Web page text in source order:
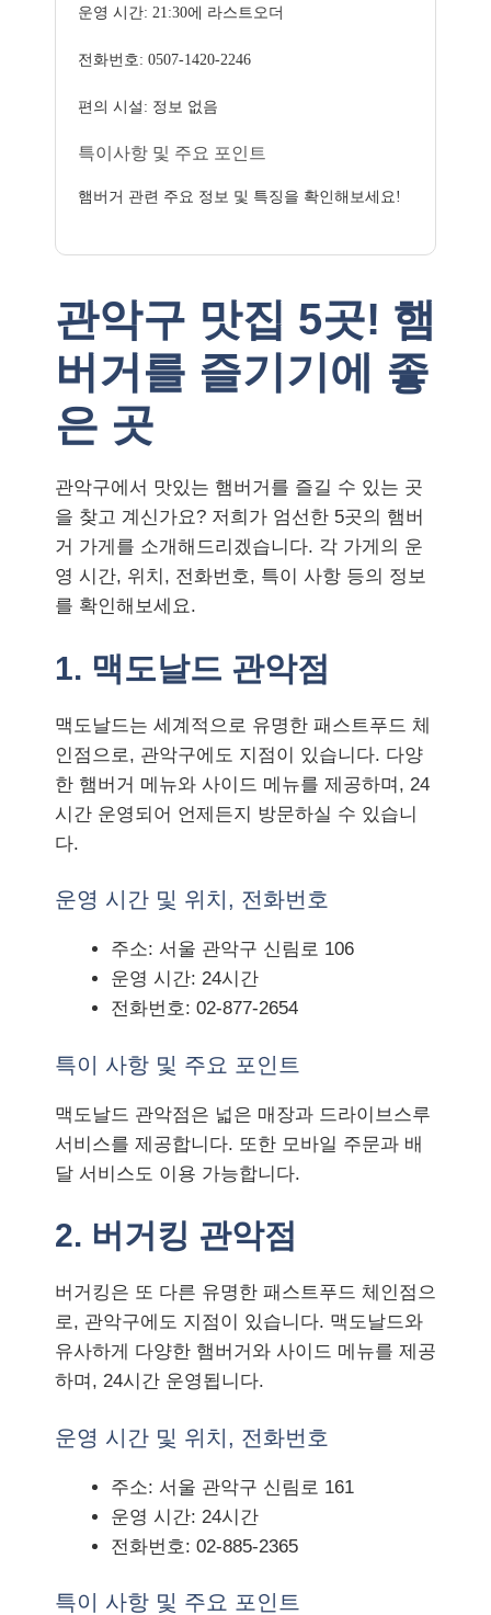
운영 시간: 21:30에 라스트오더
전화번호: 0507-1420-2246
편의 시설: 정보 없음
특이사항 및 주요 포인트
햄버거 관련 주요 정보 및 특징을 확인해보세요!
관악구 맛집 5곳! 햄
버거를 즐기기에 좋
은 곳
관악구에서 맛있는 햄버거를 즐길 수 있는 곳
을 찾고 계신가요? 저희가 엄선한 5곳의 햄버
거 가게를 소개해드리겠습니다. 각 가게의 운
영 시간, 위치, 전화번호, 특이 사항 등의 정보
를 확인해보세요.
1. 맥도날드 관악점
맥도날드는 세계적으로 유명한 패스트푸드 체
인점으로, 관악구에도 지점이 있습니다. 다양
한 햄버거 메뉴와 사이드 메뉴를 제공하며, 24
시간 운영되어 언제든지 방문하실 수 있습니
다.
운영 시간 및 위치, 전화번호
주소: 서울 관악구 신림로 106
운영 시간: 24시간
전화번호: 02-877-2654
특이 사항 및 주요 포인트
맥도날드 관악점은 넓은 매장과 드라이브스루
서비스를 제공합니다. 또한 모바일 주문과 배
달 서비스도 이용 가능합니다.
2. 버거킹 관악점
버거킹은 또 다른 유명한 패스트푸드 체인점으
로, 관악구에도 지점이 있습니다. 맥도날드와
유사하게 다양한 햄버거와 사이드 메뉴를 제공
하며, 24시간 운영됩니다.
운영 시간 및 위치, 전화번호
주소: 서울 관악구 신림로 161
운영 시간: 24시간
전화번호: 02-885-2365
특이 사항 및 주요 포인트